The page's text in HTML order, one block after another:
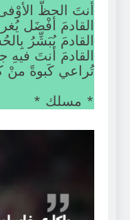
أنتَ الحظُّ
القادمَ أفْضَل
القادمَ يُبَشِّرُ
القادمَ أنتَ فيهِ
تُراعي كَبوةً منْ
* مسلك *